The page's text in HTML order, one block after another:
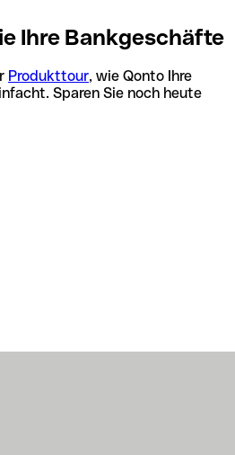
Ihre Bankgeschäfte
Produkttour, wie Qonto Ihre
Sparen Sie noch heute